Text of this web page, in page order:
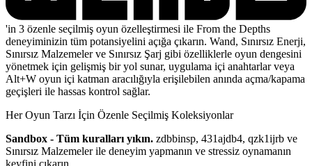
'in 3 özenle seçilmiş oyun özelleştirmesi ile From the Depths
deneyiminizin tüm potansiyelini açığa çıkarın. Wand, Sınırsız Enerji,
Sınırsız Malzemeler ve Sınırsız Şarj gibi özelliklerle oyun dengesini
yönetmek için gelişmiş bir yol sunar, uygulama içi anahtarlar veya
Alt+W oyun içi katman aracılığıyla erişilebilen anında açma/kapama
geçişleri ile hassas kontrol sağlar.
Her Oyun Tarzı İçin Özenle Seçilmiş Koleksiyonlar
Sandbox - Tüm kuralları yıkın. zdbbinsp, 431ajdb4, qzk1ijrb ve
Sınırsız Malzemeler ile deneyim yapmanın ve stressiz oynamanın
keyfini çıkarın.